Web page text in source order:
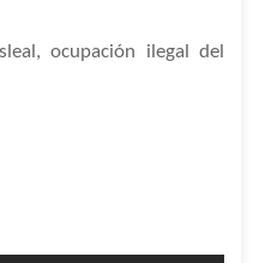
ocupación ilegal del